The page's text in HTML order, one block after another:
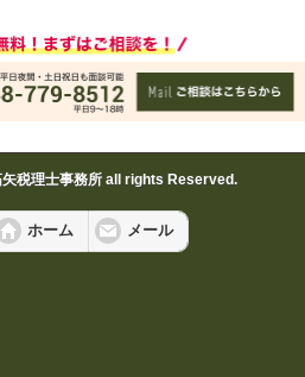
税理士事務所 all rights Reserved.
ホーム メール